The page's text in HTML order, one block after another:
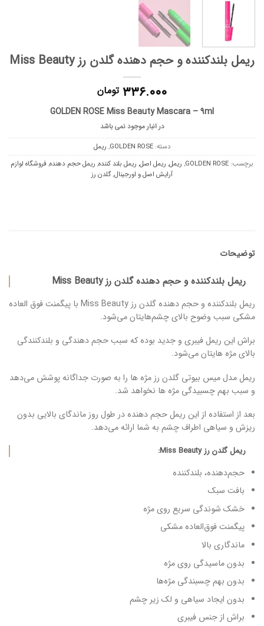
ریمل بلندکننده و حجم دهنده گلدن رز Miss Beauty
۳۳۶.۰۰۰ تومان
GOLDEN ROSE Miss Beauty Mascara – 9ml
در انبار موجود نمی باشد
دسته:GOLDEN ROSE
, ریمل
برچسب: GOLDEN ROSE
, ریمل, ریمل اصل, ریمل بلند کننده, ریمل حجم دهنده, فروشگاه لوازم
آرایش اصل و اورجینال,گلدن رز
توضیحات
ریمل بلندکننده و حجم دهنده گلدن رز Miss Beauty
ریمل بلندکننده و حجم دهنده گلدن رز Miss Beauty با پیگمنت فوق العاده
مشکی سبب وضوح بالای چشم‌هایتان می‌شود.
براش این ریمل فیبری و جدید بوده که سبب حجم دهندگی و بلندکنندگی
بالای مژه هایتان می‌شود.
ریمل مدل میس بیوتی گلدن رز مژه ها را به صورت جداگانه پوشش می‌دهد
و سبب بهم چسبیدگی مژه ها نخواهد شد.
بعد از استفاده از این ریمل حجم دهنده در طول روز ماندگای بالایی بدون
ریزش و سیاهی اطراف چشم به شما ارائه می‌دهد.
ریمل گلدن رز Miss Beauty:
حجم‌دهنده، بلندکننده
بافت سبک
خشک شوندگی سریع روی مژه
پیگمنت فوق‌العاده مشکی
ماندگاری بالا
بدون ماسیدگی روی مژه
بدون بهم چسبندگی مژه‌ها
بدون ایجاد سیاهی و لک زیر چشم
براش از جنس فیبری